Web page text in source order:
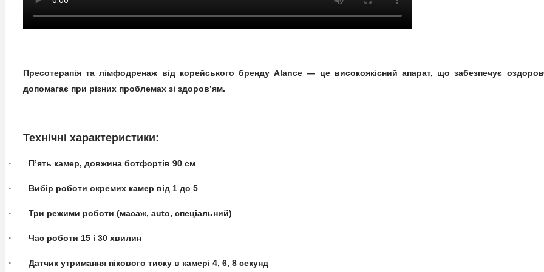
Пресотерапія та лімфодренаж від корейського брендуAlance — це високоякісний апарат, що забезпечує
допомагає при різних проблемах зі здоров’ям.
Технічні характеристики:
· П’ять камер, довжина ботфортів 90 см
· Вибір роботи окремих камер від 1 до 5
· Три режими роботи (масаж, auto, спеціальний)
· Час роботи 15 і 30 хвилин
· Датчик утримання пікового тиску в камері 4, 6, 8 секунд